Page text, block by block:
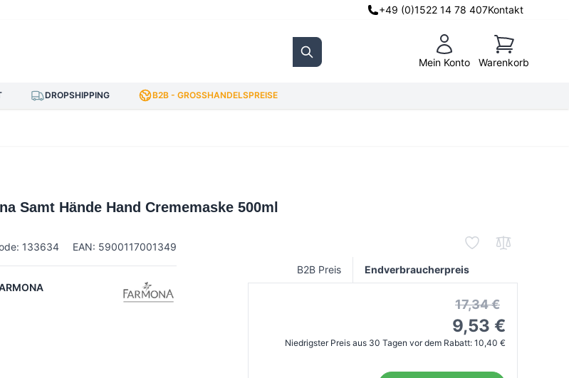
+49 (0)1522 14 78 407Kontakt
Search Mein Konto
Warenkorb
Warenkorb
DROPSHIPPING B2B - GROSSHANDELSPREISE
Samt Hände Hand Crememaske 500ml
133634 EAN: 5900117001349
B2B Preis Endverbraucherpreis
17,34 €
9,53 €
Niedrigster Preis aus 30 Tagen vor dem Rabatt: 10,40 €